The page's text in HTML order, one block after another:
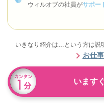
ウィルオブの社員がサポー
いきなり紹介は…という方は説
お仕
います